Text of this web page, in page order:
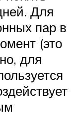
Для
пар в
(это
для